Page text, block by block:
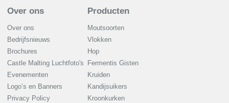
Over ons
Over ons
Bedrijfsnieuws
Brochures
Castle Malting Luchtfoto's
Evenementen
Logo’s en Banners
Privacy Policy
Producten
Moutsoorten
Vlokken
Hop
Fermentis Gisten
Kruiden
Kandijsuikers
Kroonkurken